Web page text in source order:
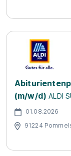
(m/w/d) ALDI
01.08.2026
91224